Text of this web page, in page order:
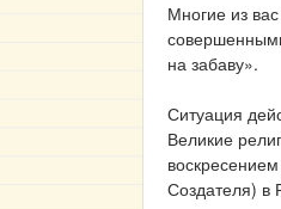
Многие из
на забаву».
Ситуация
Великие
Создателя) в